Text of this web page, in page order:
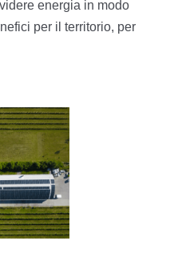
energia in modo
per il territorio, per